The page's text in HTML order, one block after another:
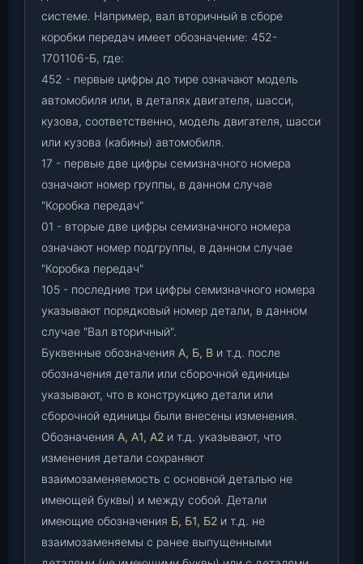
системе. Например, вал вторичный в сборе
коробки передач имеет обозначение: 452-
1701106-Б, где:
452 - первые цифры до тире означают модель
автомобиля или, в деталях двигателя, шасси,
кузова, соответственно, модель двигателя, шасси
или кузова (кабины) автомобиля.
17 - первые две цифры семизначного номера
означают номер группы, в данном случае
"Коробка передач"
01 - вторые две цифры семизначного номера
означают номер подгруппы, в данном случае
"Коробка передач"
105 - последние три цифры семизначного номера
указывают порядковый номер детали, в данном
случае "Вал вторичный".
Буквенные обозначения А, Б, В и т.д. после
обозначения детали или сборочной единицы
указывают, что в конструкцию детали или
сборочной единицы были внесены изменения.
Обозначения А, А1, А2 и т.д. указывают, что
изменения детали сохраняют
взаимозаменяемость с основной деталью не
имеющей буквы) и между собой. Детали
имеющие обозначения Б, Б1, Б2 и т.д. не
взаимозаменяемы с ранее выпущенными